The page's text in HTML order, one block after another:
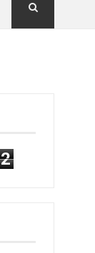
2